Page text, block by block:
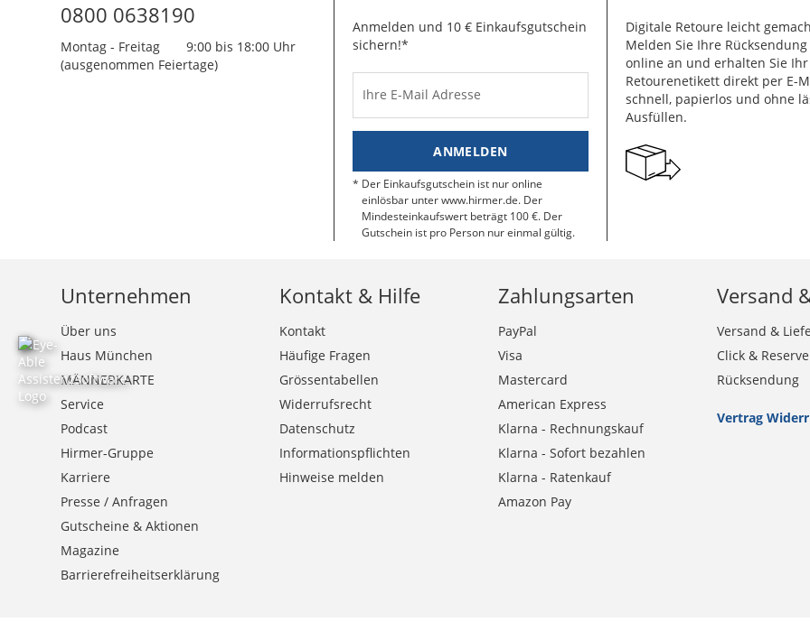
0800 0638190
Montag - Freitag
9:00 bis 18:00 Uhr
(ausgenommen Feiertage)
Anmelden und 10 € Einkaufsgutschein
sichern!*
Ihre E-Mail Adresse
ANMELDEN
Der Einkaufsgutschein ist nur online
einlösbar unter www.hirmer.de. Der
Mindesteinkaufswert beträgt 100 €. Der
Gutschein ist pro Person nur einmal gültig.
Digitale Retoure leicht
Melden Sie Ihre
online an und erhalten Sie Ihr
Retourenetikett direkt per E-
schnell, papierlos und ohne
Ausfüllen.
Unternehmen
Über uns
Haus München
MÄNNERKARTE
Service
Podcast
Hirmer-Gruppe
Karriere
Presse / Anfragen
Gutscheine & Aktionen
Magazine
Barrierefreiheitserklärung
Kontakt & Hilfe
Kontakt
Häufige Fragen
Grössentabellen
Widerrufsrecht
Datenschutz
Informationspflichten
Hinweise melden
Zahlungsarten
PayPal
Visa
Mastercard
American Express
Klarna - Rechnungskauf
Klarna - Sofort bezahlen
Klarna - Ratenkauf
Amazon Pay
Versand
Versand &
Click & Reserve
Rücksendung
Vertrag